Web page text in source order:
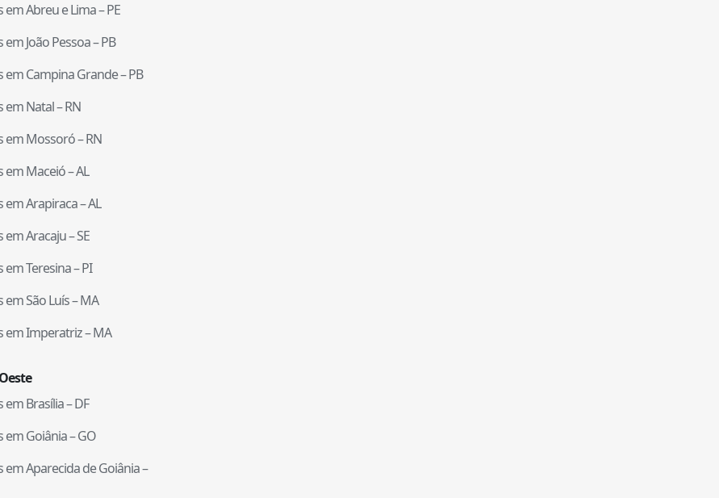
emAbreu e Lima–PE
emJoão Pessoa–PB
emCampina Grande–PB
emNatal–RN
emMossoró–RN
emMaceió–AL
emArapiraca–AL
emAracaju–SE
emTeresina–PI
emSão Luís–MA
emImperatriz–MA
emBrasília–DF
emGoiânia–GO
emAparecida de Goiânia–